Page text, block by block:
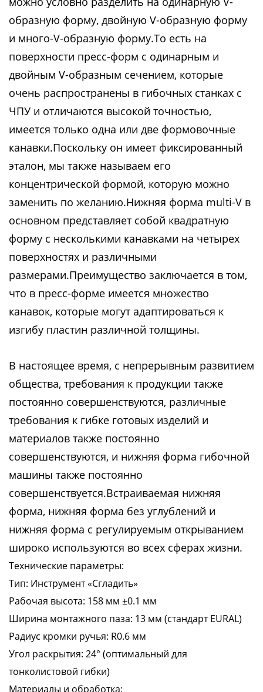
образную форму, двойную V-образную форму
и много-V-образную форму.То есть на
поверхности пресс-форм с одинарным и
двойным V-образным сечением, которые
очень распространены в гибочных станках с
ЧПУ и отличаются высокой точностью,
имеется только одна или две формовочные
канавки.Поскольку он имеет фиксированный
эталон, мы также называем его
концентрической формой, которую можно
заменить по желанию.Нижняя форма multi-V в
основном представляет собой квадратную
форму с несколькими канавками на четырех
поверхностях и различными
размерами.Преимущество заключается в том,
что в пресс-форме имеется множество
канавок, которые могут адаптироваться к
изгибу пластин различной толщины.
В настоящее время, с непрерывным развитием
общества, требования к продукции также
постоянно совершенствуются, различные
требования к гибке готовых изделий и
материалов также постоянно
совершенствуются, и нижняя форма гибочной
машины также постоянно
совершенствуется.Встраиваемая нижняя
форма, нижняя форма без углублений и
нижняя форма с регулируемым открыванием
широко используются во всех сферах жизни.
Технические параметры:
Тип: Инструмент «Сгладить»
Рабочая высота: 158 мм ±0.1 мм
Ширина монтажного паза: 13 мм (стандарт EURAL)
Радиус кромки ручья: R0.6 мм
Угол раскрытия: 24° (оптимальный для
тонколистовой гибки)
Материалы и обработка: